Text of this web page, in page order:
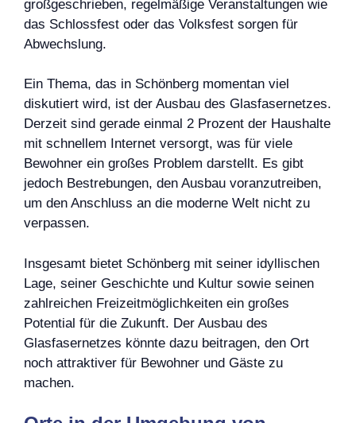
großgeschrieben, regelmäßige Veranstaltungen wie
das Schlossfest oder das Volksfest sorgen für
Abwechslung.
Ein Thema, das in Schönberg momentan viel
diskutiert wird, ist der Ausbau des Glasfasernetzes.
Derzeit sind gerade einmal 2 Prozent der Haushalte
mit schnellem Internet versorgt, was für viele
Bewohner ein großes Problem darstellt. Es gibt
jedoch Bestrebungen, den Ausbau voranzutreiben,
um den Anschluss an die moderne Welt nicht zu
verpassen.
Insgesamt bietet Schönberg mit seiner idyllischen
Lage, seiner Geschichte und Kultur sowie seinen
zahlreichen Freizeitmöglichkeiten ein großes
Potential für die Zukunft. Der Ausbau des
Glasfasernetzes könnte dazu beitragen, den Ort
noch attraktiver für Bewohner und Gäste zu
machen.